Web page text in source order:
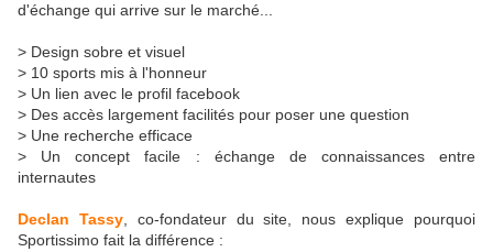
d'échange qui arrive sur le marché...
> Design sobre et visuel
> 10 sports mis à l'honneur
> Un lien avec le profil facebook
> Des accès largement facilités pour poser une question
> Une recherche efficace
> Un concept facile : échange de connaissances entre
internautes
Declan Tassy, co-fondateur du site, nous explique pourquoi
Sportissimo fait la différence :